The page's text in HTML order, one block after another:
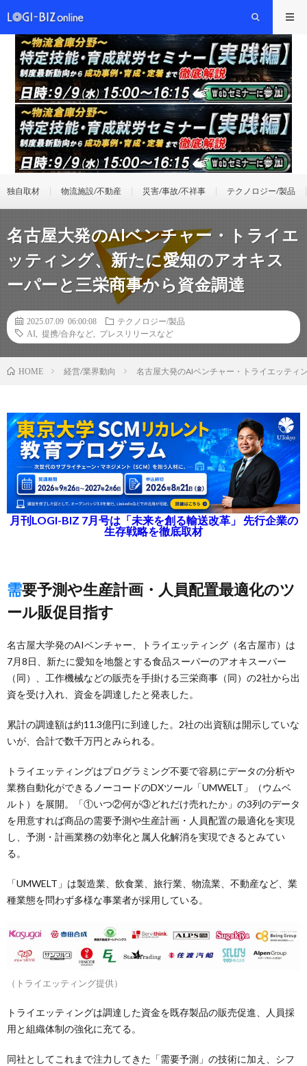
独自取材 物流施設/不動産 災害/事故/不祥事 テクノロジー/製品
名古屋大発のAIベンチャー・トライエ
ッティング、新たに愛知のアオキス
ーパーと三栄商事から資金調達
2025.07.09 06:00:08
テクノロジー/製品
AI
提携/合弁など プレスリリースなど
HOME 経営/業界動向 名古屋大発のAIベンチャー・トライエッティ
月刊LOGI-BIZ 7月号は「未来を創る輸送改革」 先行企業の
生存戦略を徹底取材
需要予測や生産計画・人員配置最適化のツ
ール販促目指す
名古屋大学発のAIベンチャー、トライエッティング（名古屋市）は
7月8日、新たに愛知を地盤とする食品スーパーのアオキスーパー
（同）、工作機械などの販売を手掛ける三栄商事（同）の2社から出
資を受け入れ、資金を調達したと発表した。
累計の調達額は約11.3億円に到達した。2社の出資額は開示していな
いが、合計で数千万円とみられる。
トライエッティングはプログラミング不要で容易にデータの分析や
業務自動化ができるノーコードのDXツール「UMWELT」（ウムベ
ルト）を展開。「①いつ②何が③どれだけ売れたか」の3列のデータ
を用意すれば商品の需要予測や生産計画・人員配置の最適化を実現
し、予測・計画業務の効率化と属人化解消を実現できるとみてい
る。
「UMWELT」は製造業、飲食業、旅行業、物流業、不動産など、業
種業態を問わず多様な事業者が採用している。
（トライエッティング提供）
トライエッティングは調達した資金を既存製品の販売促進、人員採
用と組織体制の強化に充てる。
同社としてこれまで注力してきた「需要予測」の技術に加え、シフ